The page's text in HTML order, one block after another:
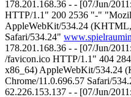
178.201.168.36 - - [07/Jun/
HTTP/1.1" 200 2536 "-"
AppleWebKit/534.24
Safari/534.24"
178.201.168.36 - - [07/Jun/
/favicon.ico HTTP/1.1" 404
x86_64) AppleWebKit/534.24
Chrome/11.0.696.57 Safari/
62.226.153.137 - - [07/Jun/